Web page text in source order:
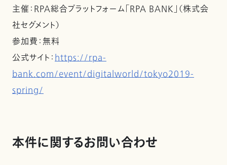
主催：RPA総合プラットフォーム「RPA BANK」（株式会
社セグメント）
参加費：無料
公式サイト：https://rpa-
bank.com/event/digitalworld/tokyo2019-
spring/
本件に関するお問い合わせ